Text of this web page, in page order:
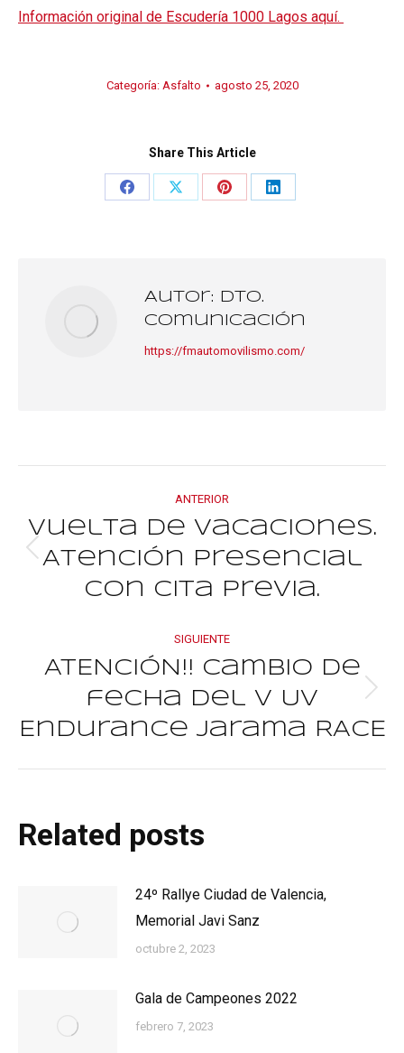
Información original de Escudería 1000 Lagos aquí.
Categoría: Asfalto agosto 25, 2020
Share This Article
Share
Share
Share
Share
Autor: Dto.
Comunicación
https://fmautomovilismo.com/
Navegación
entre
ANTERIOR
Publicación
anterior:
Vuelta de vacaciones.
Atención presencial
con cita previa.
SIGUIENTE
Publicación
siguiente:
ATENCIÓN!! Cambio de
fecha del V UV
Endurance Jarama RACE
Related posts
24º Rallye Ciudad de Valencia,
Memorial Javi Sanz
octubre 2, 2023
Gala de Campeones 2022
febrero 7, 2023